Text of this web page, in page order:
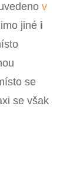
v
jinéi
se
se však